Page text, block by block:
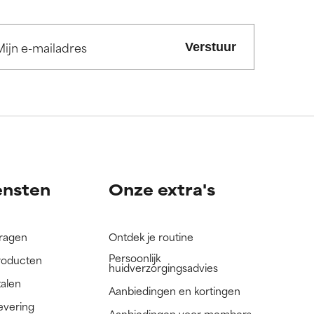
niet
niet
Verstuur
Onze extra's
Ontdek je routine
Persoonlijk
huidverzorgingsadvies
Aanbiedingen en kortingen